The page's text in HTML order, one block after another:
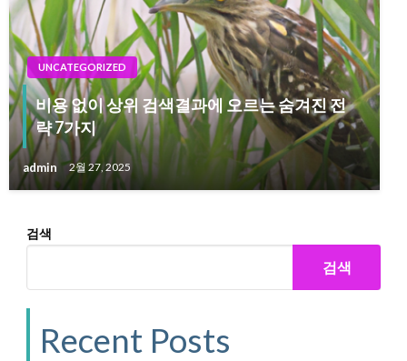
UNCATEGORIZED
비용 없이 상위 검색결과에 오르는 숨겨진 전
략 7가지
admin 2월 27, 2025
검색
검색
Recent Posts